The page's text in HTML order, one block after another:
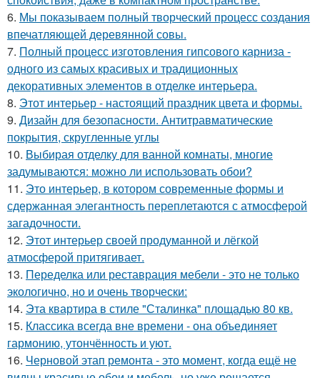
6. Мы показываем полный творческий процесс создания
впечатляющей деревянной совы.
7. Полный процесс изготовления гипсового карниза -
одного из самых красивых и традиционных
декоративных элементов в отделке интерьера.
8. Этот интерьер - настоящий праздник цвета и формы.
9. Дизайн для безопасности. Антитравматические
покрытия, скругленные углы
10. Выбирая отделку для ванной комнаты, многие
задумываются: можно ли использовать обои?
11. Это интерьер, в котором современные формы и
сдержанная элегантность переплетаются с атмосферой
загадочности.
12. Этот интерьер своей продуманной и лёгкой
атмосферой притягивает.
13. Переделка или реставрация мебели - это не только
экологично, но и очень творчески:
14. Эта квартира в стиле "Сталинка" площадью 80 кв.
15. Классика всегда вне времени - она объединяет
гармонию, утончённость и уют.
16. Черновой этап ремонта - это момент, когда ещё не